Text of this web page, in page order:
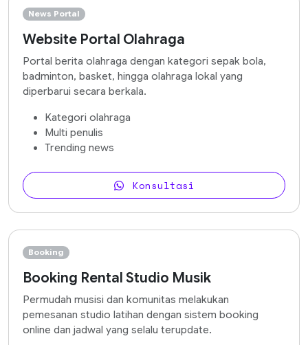
News Portal
Website Portal Olahraga
Portal berita olahraga dengan kategori sepak bola,
badminton, basket, hingga olahraga lokal yang
diperbarui secara berkala.
Kategori olahraga
Multi penulis
Trending news
Konsultasi
Booking
Booking Rental Studio Musik
Permudah musisi dan komunitas melakukan
pemesanan studio latihan dengan sistem booking
online dan jadwal yang selalu terupdate.